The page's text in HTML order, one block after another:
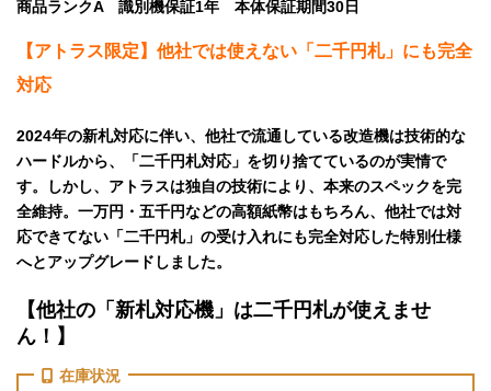
商品ランクA 識別機保証1年 本体保証期間30日
【アトラス限定】他社では使えない「二千円札」にも完全
対応
2024年の新札対応に伴い、他社で流通している改造機は技術的な
ハードルから、「二千円札対応」を切り捨てているのが実情で
す。しかし、アトラスは独自の技術により、本来のスペックを完
全維持。一万円・五千円などの高額紙幣はもちろん、他社では対
応できてない「二千円札」の受け入れにも完全対応した特別仕様
へとアップグレードしました。
【他社の「新札対応機」は二千円札が使えませ
ん！】
在庫状況